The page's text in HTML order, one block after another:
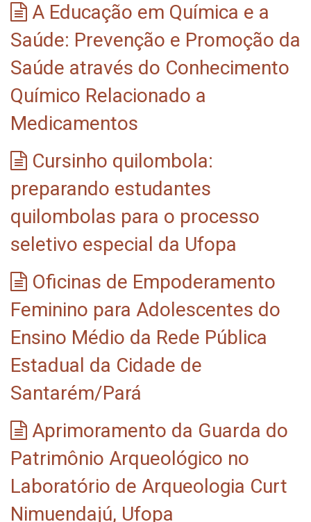
A Educação em Química e a
Saúde: Prevenção e Promoção da
Saúde através do Conhecimento
Químico Relacionado a
Medicamentos
Cursinho quilombola:
preparando estudantes
quilombolas para o processo
seletivo especial da Ufopa
Oficinas de Empoderamento
Feminino para Adolescentes do
Ensino Médio da Rede Pública
Estadual da Cidade de
Santarém/Pará
Aprimoramento da Guarda do
Patrimônio Arqueológico no
Laboratório de Arqueologia Curt
Nimuendajú, Ufopa